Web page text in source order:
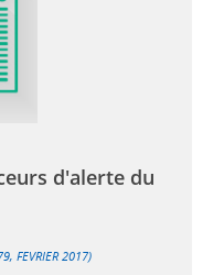
d'alerte du
FEVRIER 2017)